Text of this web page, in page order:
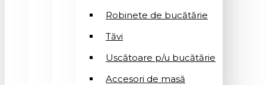
Robinete de bucătărie
Tăvi
Uscătoare p/u bucătărie
Accesori de masă